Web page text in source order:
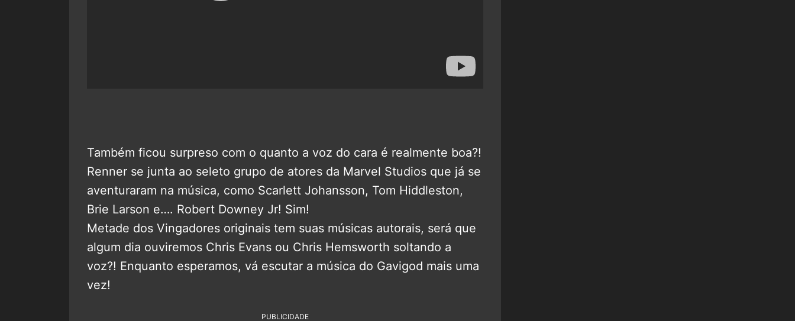
Também ficou surpreso com o quanto a voz do cara é realmente boa?!
Renner se junta ao seleto grupo de atores da Marvel Studios que já se
aventuraram na música, como Scarlett Johansson, Tom Hiddleston,
Brie Larson e…. Robert Downey Jr! Sim!
Metade dos Vingadores originais tem suas músicas autorais, será que
algum dia ouviremos Chris Evans ou Chris Hemsworth soltando a
voz?! Enquanto esperamos, vá escutar a música do Gavigod mais uma
vez!
PUBLICIDADE